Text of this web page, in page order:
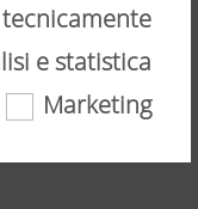
e statistica
Marketing
your